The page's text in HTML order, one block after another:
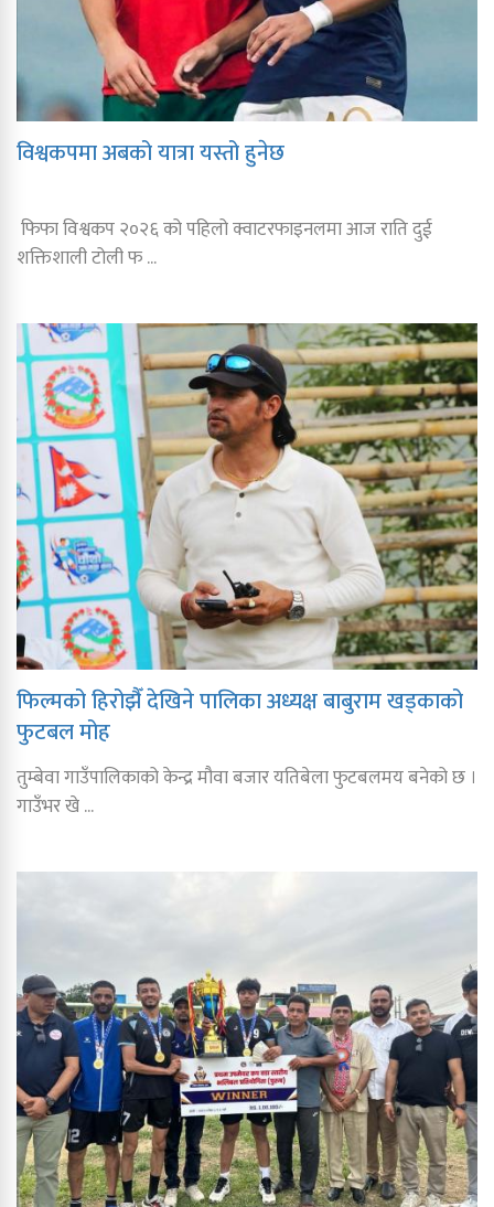
विश्वकपमा अबको यात्रा यस्तो हुनेछ
फिफा विश्वकप २०२६ को पहिलो क्वाटरफाइनलमा आज राति दुई
शक्तिशाली टोली फ ...
फिल्मको हिरोझैँ देखिने पालिका अध्यक्ष बाबुराम खड्काको
फुटबल मोह
तुम्बेवा गाउँपालिकाको केन्द्र मौवा बजार यतिबेला फुटबलमय बनेको छ ।
गाउँभर खे ...